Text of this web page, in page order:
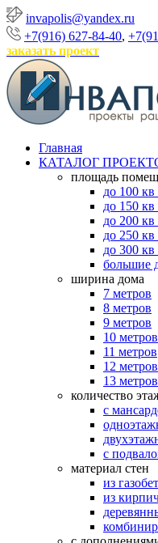
invapolis@yandex.ru
+7(916) 627-84-40,
заказать проект
Главная
КАТАЛОГ
площадь
до 100
до 150
до 200
до 250
до 300
большие
ширина дома
7 метров
8 метров
9 метров
10 метров
11 метров
12 метров
13 метров
количество
с
с
материал стен
из
из